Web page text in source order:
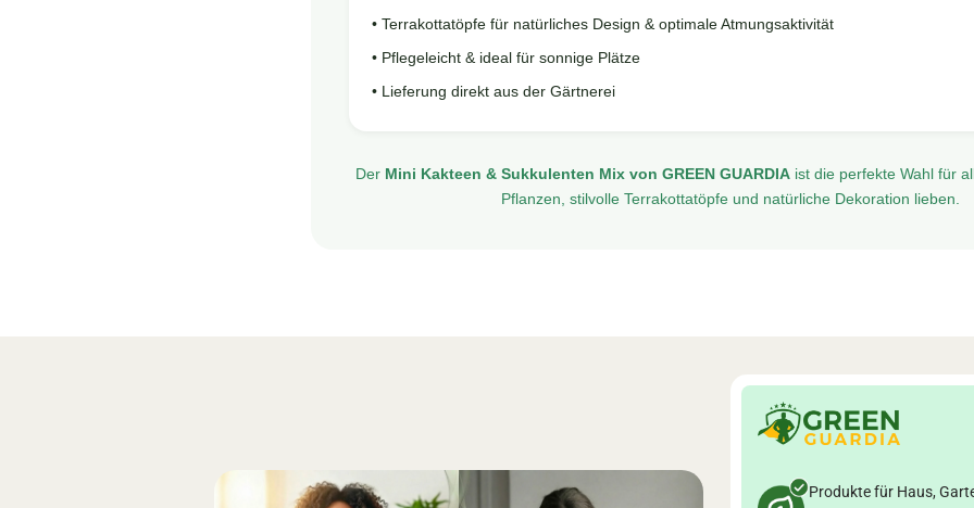
• Terrakottatöpfe für natürliches Design & optimale Atmungsaktivität
• Pflegeleicht & ideal für sonnige Plätze
• Lieferung direkt aus der Gärtnerei
Der Mini Kakteen & Sukkulenten Mix von GREEN GUARDIAist die perfekte Wahl für
Pflanzen, stilvolle Terrakottatöpfe und natürliche Dekoration lieben.
Produkte für Haus,